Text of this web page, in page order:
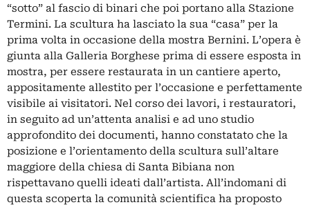
“sotto” al fascio di binari che poi portano alla Stazione
Termini. La scultura ha lasciato la sua “casa” per la
prima volta in occasione della mostra Bernini. L’opera è
giunta alla Galleria Borghese prima di essere esposta in
mostra, per essere restaurata in un cantiere aperto,
appositamente allestito per l’occasione e perfettamente
visibile ai visitatori. Nel corso dei lavori, i restauratori,
in seguito ad un’attenta analisi e ad uno studio
approfondito dei documenti, hanno constatato che la
posizione e l’orientamento della scultura sull’altare
maggiore della chiesa di Santa Bibiana non
rispettavano quelli ideati dall’artista. All’indomani di
questa scoperta la comunità scientifica ha proposto